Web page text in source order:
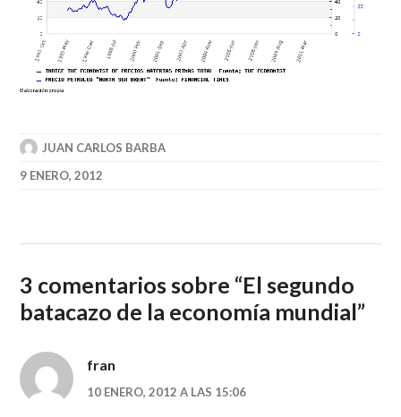
JUAN CARLOS BARBA
9 ENERO, 2012
3 comentarios sobre “El segundo
batacazo de la economía mundial”
fran
10 ENERO, 2012 A LAS 15:06